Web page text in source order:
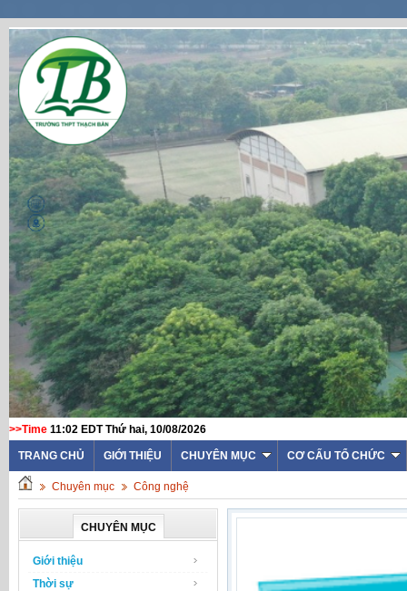
>>Time 11:02 EDT Thứ hai, 10/08/2026
TRANG CHỦ GIỚI THIỆU CHUYÊN MỤC CƠ CẤU TỔ CHỨC
Chuyên mục Công nghệ
CHUYÊN MỤC
Giới thiệu
Thời sự